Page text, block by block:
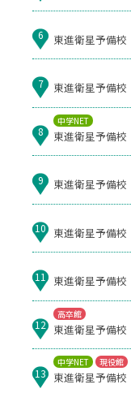
6 東進衛星予備校
7 東進衛星予備校
中学NET
8 東進衛星予備校
9 東進衛星予備校
10 東進衛星予備校
11 東進衛星予備校
高卒館
12 東進衛星予備校
中学NET 現役館
13 東進衛星予備校